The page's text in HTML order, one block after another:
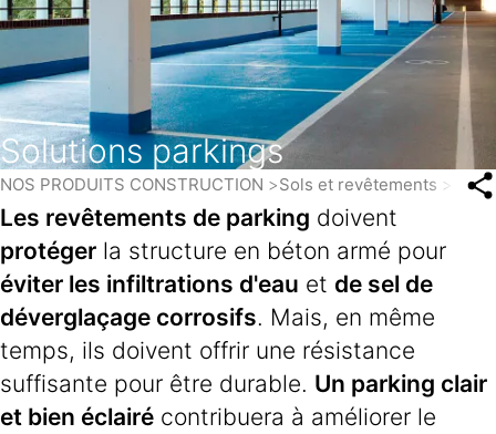
Solutions parkings
NOS PRODUITS CONSTRUCTION Sols et revêtements
Les revêtements de parking doivent
protéger la structure en béton armé pour
éviter les infiltrations d'eau et de sel de
déverglaçage corrosifs. Mais, en même
temps, ils doivent offrir une résistance
suffisante pour être durable. Un parking clair
et bien éclairé contribuera à améliorer le